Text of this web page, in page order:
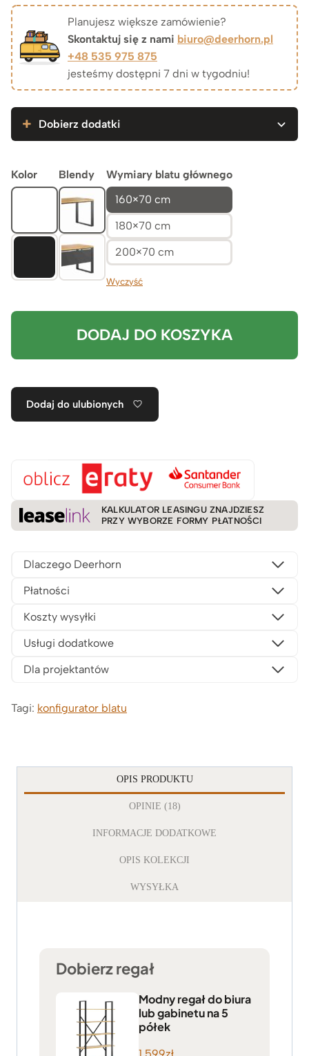
od
2.149zł
do
Planujesz większe zamówienie?
Skontaktuj się z nami biuro@deerhorn.pl
+48 535 975 875
jesteśmy dostępni 7 dni w tygodniu!
Dobierz dodatki
Kolor Blendy
Wymiary blatu głównego
160×70 cm
180×70 cm
200×70 cm
Wyczyść
DODAJ DO KOSZYKA
Dodaj do ulubionych
KALKULATOR LEASINGU ZNAJDZIESZ
PRZY WYBORZE FORMY PŁATNOŚCI
Dlaczego Deerhorn
Płatności
Koszty wysyłki
Usługi dodatkowe
Dla projektantów
Tagi: konfigurator blatu
OPIS PRODUKTU
OPINIE (18)
INFORMACJE DODATKOWE
OPIS KOLEKCJI
WYSYŁKA
Dobierz regał
Modny regał do biura
lub gabinetu na 5
półek